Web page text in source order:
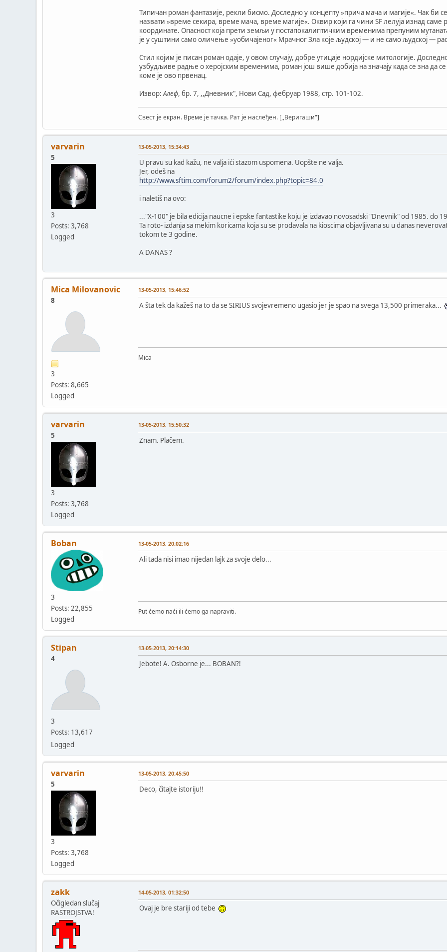
Типичан роман фантазије, рекли бисмо. Доследно у концепту »прича мача и магије«. Чак би
назвати »време секира, време мача, време магије«. Оквир који га чини SF лелуја изнад
координате. Опасност која прети земљи у постапокалиптичким временима препуним
је у суштини само оличење »уобичајеног« Мрачног Зла које људској — и не само људској —
Стил којим је писан роман одаје, у овом случају, добре утицаје нордијске митологије.
узбудљиве радње о херојским временима, роман још више добија на значају када се зна да
коме је ово првенац.
Извор:Алеф, бр. 7, ,,Дневник", Нови Сад, фебруар 1988, стр. 101-102.
Свест је екран. Време је тачка. Рат је наслеђен. [,,Веригаши"]
varvarin
5
3
Posts: 3,768
Logged
13-05-2013, 15:34:43
U pravu su kad kažu, ne valja ići stazom uspomena. Uopšte ne valja.
Jer, odeš na
http://www.sftim.com/forum2/forum/index.php?topic=84.0
i naletiš na ovo:
..."X-100" je bila edicija naucne i epske fantastike koju je izdavao novosadski "Dnevnik" od 1985. do
Ta roto- izdanja sa mekim koricama koja su se prodavala na kioscima objavljivana su u danas
tokom te 3 godine.
A DANAS ?
Mica Milovanovic
8
3
Posts: 8,665
Logged
13-05-2013, 15:46:52
A šta tek da kažeš na to da se SIRIUS svojevremeno ugasio jer je spao na svega 13,500 primeraka...
Mica
varvarin
5
3
Posts: 3,768
Logged
13-05-2013, 15:50:32
Znam. Plačem.
Boban
3
Posts: 22,855
Logged
13-05-2013, 20:02:16
Ali tada nisi imao nijedan lajk za svoje delo...
Put ćemo naći ili ćemo ga napraviti.
Stipan
4
3
Posts: 13,617
Logged
13-05-2013, 20:14:30
Jebote! A. Osborne je... BOBAN?!
varvarin
5
3
Posts: 3,768
Logged
13-05-2013, 20:45:50
Deco, čitajte istoriju!!
zakk
Očigledan slučaj
RASTROJSTVA!
14-05-2013, 01:32:50
Ovaj je bre stariji od tebe